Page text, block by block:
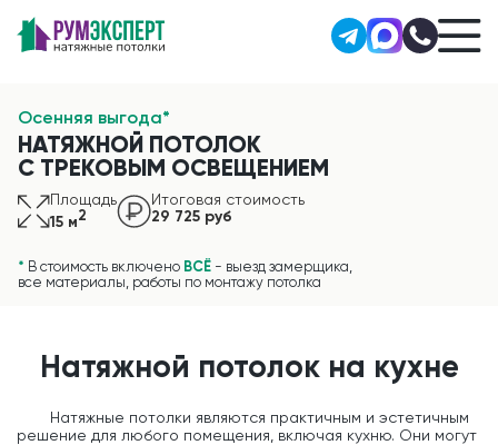
Осенняя выгода*
НАТЯЖНОЙ ПОТОЛОК
С ТРЕКОВЫМ ОСВЕЩЕНИЕМ
Площадь
15 м2
Итоговая стоимость
29 725 руб
* В стоимость включено ВСЁ - выезд замерщика,
все материалы, работы по монтажу потолка
Натяжной потолок на кухне
Натяжные потолки являются практичным и эстетичным
решение для любого помещения, включая кухню. Они могут